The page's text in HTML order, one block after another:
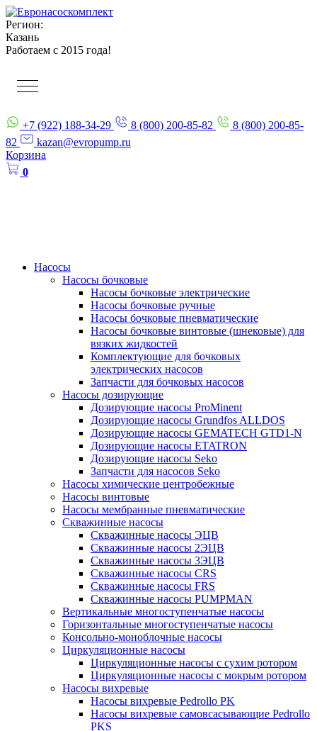
Регион:
Казань
Работаем с 2015 года!
+7 (922) 188-34-29 8 (800) 200-85-82
8 (800) 200-85-
82
kazan@evropump.ru
Корзина
0
Насосы
Насосы бочковые
Насосы бочковые электрические
Насосы бочковые ручные
Насосы бочковые пневматические
Насосы бочковые винтовые (шнековые) для
вязких жидкостей
Комплектующие для бочковых
электрических насосов
Запчасти для бочковых насосов
Насосы дозирующие
Дозирующие насосы ProMinent
Дозирующие насосы Grundfos ALLDOS
Дозирующие насосы GEMATECH GTD1-N
Дозирующие насосы ETATRON
Дозирующие насосы Seko
Запчасти для насосов Seko
Насосы химические центробежные
Насосы винтовые
Насосы мембранные пневматические
Скважинные насосы
Скважинные насосы ЭЦВ
Скважинные насосы 2ЭЦВ
Скважинные насосы 3ЭЦВ
Скважинные насосы CRS
Скважинные насосы FRS
Скважинные насосы PUMPMAN
Вертикальные многоступенчатые насосы
Горизонтальные многоступенчатые насосы
Консольно-моноблочные насосы
Циркуляционные насосы
Циркуляционные насосы с сухим ротором
Циркуляционные насосы с мокрым ротором
Насосы вихревые
Насосы вихревые Pedrollo PK
Насосы вихревые самовсасывающие Pedrollo
PKS